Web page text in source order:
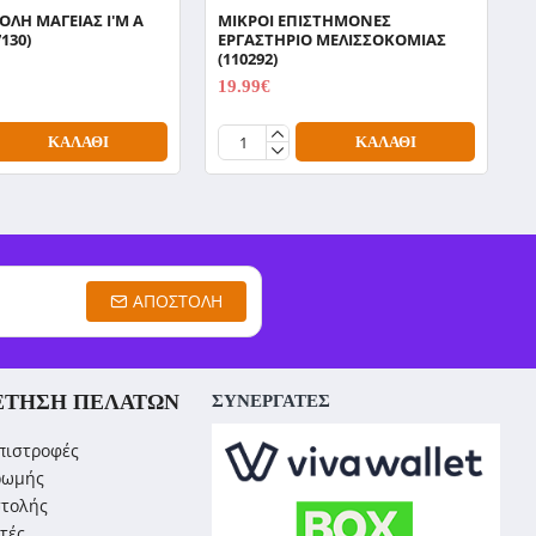
ΜΑΓΕΙΑΣ I'M A
ΚΑΛΆΘΙ
ΜΙΚΡΟΙ ΕΠΙΣΤΗΜΟΝΕΣ
ΕΡΓΑΣΤΗΡΙΟ ΜΕΛΙΣΣΟΚΟΜΙΑΣ
(110292)
19.99€
ΚΑΛΆΘΙ
ΑΠΟΣΤΟΛΉ
ΠΕΛΑΤΏΝ ΣΥΝΕΡΓΑΤΕΣ